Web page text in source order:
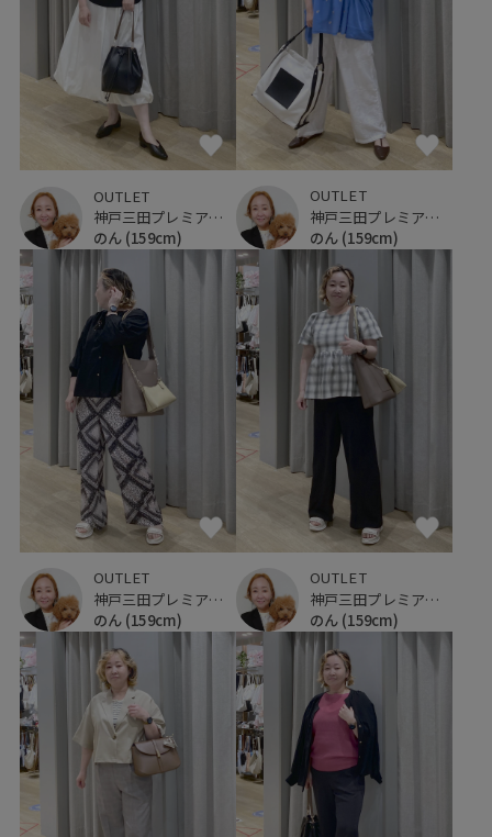
OUTLET
神戸三田プレミアム・アウトレット
のん (159cm)
OUTLET
神戸三田プレミアム・アウトレット
のん (159cm)
OUTLET
神戸三田プレミアム・アウトレット
のん (159cm)
OUTLET
神戸三田プレミアム・アウトレット
のん (159cm)